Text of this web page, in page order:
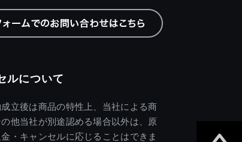
ルについて
立後は商品の特性上、当社による商
他当社が別途認める場合以外は、原
・キャンセルに応じることはできま